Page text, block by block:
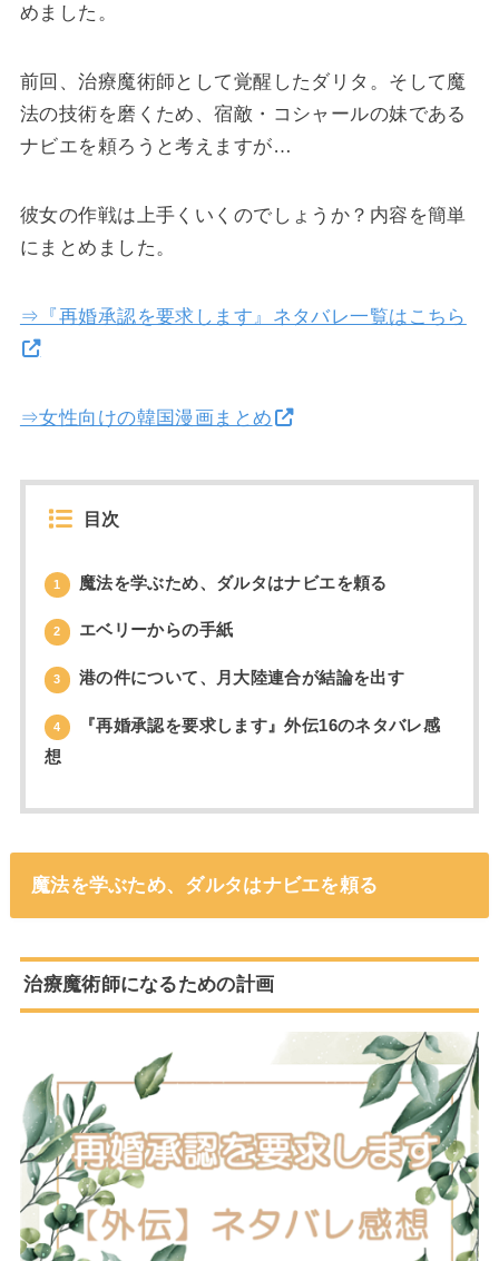
めました。
前回、治療魔術師として覚醒したダリタ。そして魔
法の技術を磨くため、宿敵・コシャールの妹である
ナビエを頼ろうと考えますが…
彼女の作戦は上手くいくのでしょうか？内容を簡単
にまとめました。
⇒『再婚承認を要求します』ネタバレ一覧はこちら
⇒女性向けの韓国漫画まとめ
目次
1 魔法を学ぶため、ダルタはナビエを頼る
2 エベリーからの手紙
3 港の件について、月大陸連合が結論を出す
4
『再婚承認を要求します』外伝16のネタバレ感
想
魔法を学ぶため、ダルタはナビエを頼る
治療魔術師になるための計画